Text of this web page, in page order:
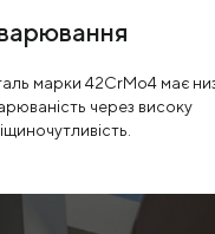
марки 42CrMo4 має
через високу